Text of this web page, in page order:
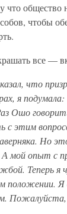
что общество
чтобы
все —
что
я
Ошо
с этим
Но
мой опыт с
Теперь я
положении. Я